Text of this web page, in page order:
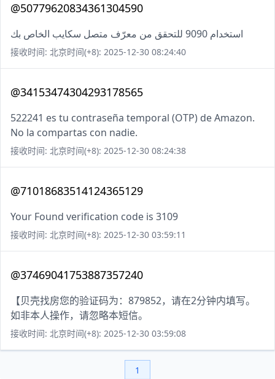
@50779620834361304590
استخدام 9090 للتحقق من معرّف متصل سكايب الخاص بك
接收时间: 北京时间(+8): 2025-12-30 08:24:40
@34153474304293178565
522241 es tu contraseña temporal (OTP) de Amazon.
No la compartas con nadie.
接收时间: 北京时间(+8): 2025-12-30 08:24:38
@71018683514124365129
Your Found verification code is 3109
接收时间: 北京时间(+8): 2025-12-30 03:59:11
@37469041753887357240
【贝壳找房您的验证码为：879852，请在2分钟内填写。
如非本人操作，请忽略本短信。
接收时间: 北京时间(+8): 2025-12-30 03:59:08
1